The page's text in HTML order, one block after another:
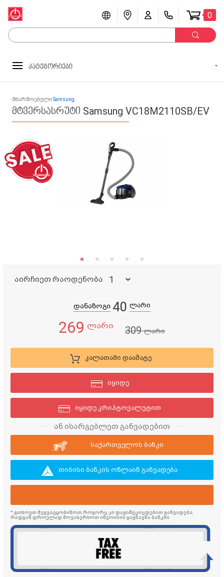
0
კატეგორიები
მწარმოებელიSamsung
მტვერსასრუტი Samsung VC18M2110SB/EV
აირჩიეთ რაოდენობა
დანაზოგი 40 ლარი
269 ლარი 309ლარი
კალათაში დაამატე
იყიდე
იყიდე კრიპტოვალუტით
ან ისარგებლეთ განვადებით
საქართველოს ბანკი
თიბისი ბანკის ონლაინ განვადება
* გთხოვთ შეგვატყობინოთ, როგორც კი დაგიმტკიცდებათ განვადება,
რადგან დროულად მოვახერხოთ ინვოისის გაგზავნა ბანკში